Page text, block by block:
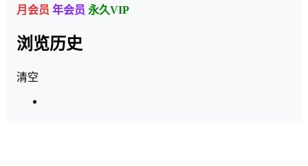
月会员 年会员 永久VIP
浏览历史
清空